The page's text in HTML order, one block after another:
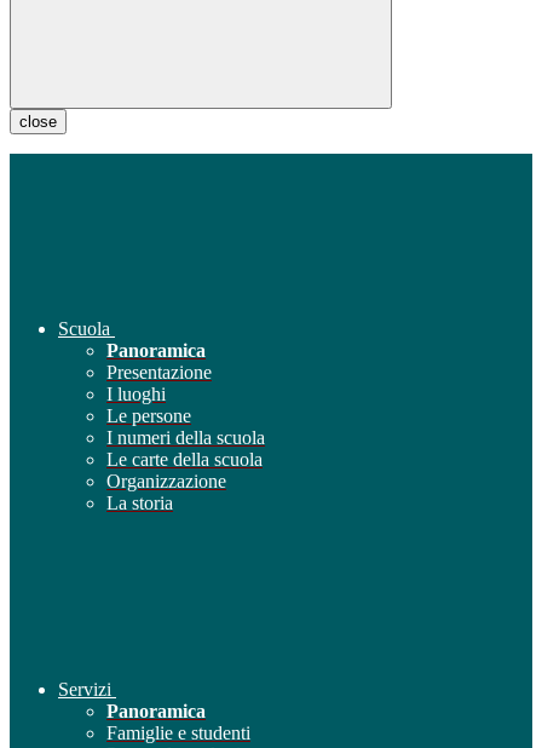
close
Scuola
Panoramica
Presentazione
I luoghi
Le persone
I numeri della scuola
Le carte della scuola
Organizzazione
La storia
Servizi
Panoramica
Famiglie e studenti